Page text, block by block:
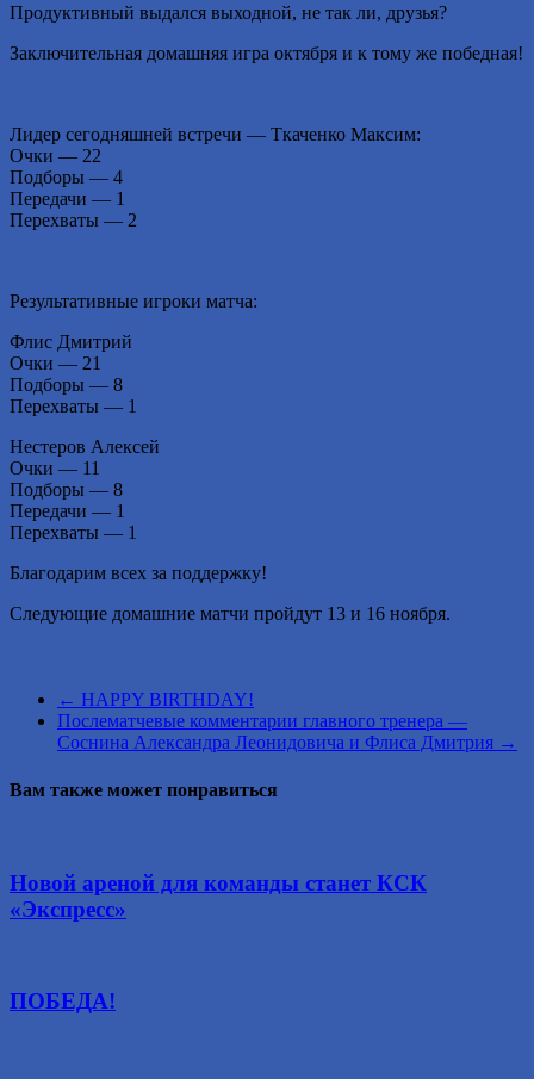
Продуктивный выдался выходной, не так ли, друзья?
Заключительная домашняя игра октября и к тому же победная!
Лидер сегодняшней встречи — Ткаченко Максим:
Очки — 22
Подборы — 4
Передачи — 1
Перехваты — 2
Результативные игроки матча:
Флис Дмитрий
Очки — 21
Подборы — 8
Перехваты — 1
Нестеров Алексей
Очки — 11
Подборы — 8
Передачи — 1
Перехваты — 1
Благодарим всех за поддержку!
Следующие домашние матчи пройдут 13 и 16 ноября.
← HAPPY BIRTHDAY!
Послематчевые комментарии главного тренера —
Соснина Александра Леонидовича и Флиса Дмитрия →
Вам также может понравиться
Новой ареной для команды станет КСК
«Экспресс»
ПОБЕДА!